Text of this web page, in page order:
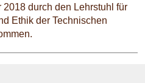
durch den Lehrstuhl für
Ethik der Technischen